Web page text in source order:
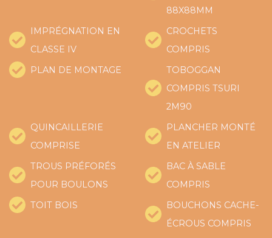
88X88MM
IMPRÉGNATION EN
CLASSE IV
CROCHETS
COMPRIS
PLAN DE MONTAGE
TOBOGGAN
COMPRIS TSURI
2M90
QUINCAILLERIE
COMPRISE
PLANCHER MONTÉ
EN ATELIER
TROUS PRÉFORÉS
POUR BOULONS
BAC À SABLE
COMPRIS
TOIT BOIS
BOUCHONS CACHE-
ÉCROUS COMPRIS